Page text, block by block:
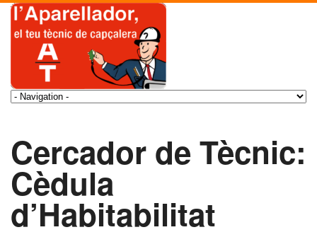
Cercador de Tècnic:
Cèdula
d’Habitabilitat